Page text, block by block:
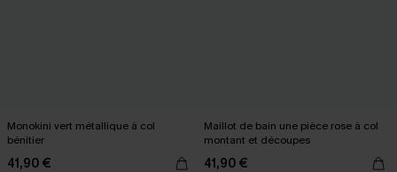
Monokini vert métallique à col
bénitier
41,90 €
Maillot de bain une pièce rose à col
montant et découpes
41,90 €